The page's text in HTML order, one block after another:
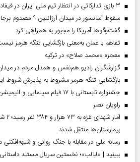
۳ بازی تدارکاتی در انتظار تیم ملی ایران در فیفادی مهر
سقوط آسانسور در میدان آرژانتین ۹ مصدوم برجا گذاشت
گفت‌وگوها آمریکا را مجبور به همراهی کرد
تفاهم با عمان به‌معنی بازگشایی تنگه هرمز
معجزه «محمد صلاح» در ترکیه
گزارشگران رادیو هم‌نفس و همدل مردم در
بازگشایی تنگه هرمز مشروط به پذیرش شروط
جشنواره تابستانی با ۱۷ فیلم سینمایی و انیمیشن روی آنتن تلویزیون
راویان نصر
بیمارستان‌ها منتقل شدند
رسانه ملی در مقابله با جنگ روانی و
ببینید | «لبالب»؛ نخستین سریال مستند